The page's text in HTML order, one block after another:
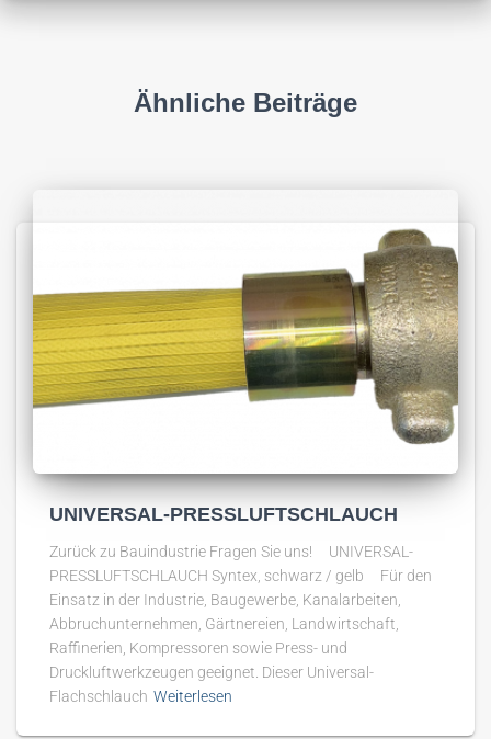
Ähnliche Beiträge
UNIVERSAL-PRESSLUFTSCHLAUCH
Zurück zu Bauindustrie Fragen Sie uns! UNIVERSAL-
PRESSLUFTSCHLAUCH Syntex, schwarz / gelb Für den
Einsatz in der Industrie, Baugewerbe, Kanalarbeiten,
Abbruchunternehmen, Gärtnereien, Landwirtschaft,
Raffinerien, Kompressoren sowie Press- und
Druckluftwerkzeugen geeignet. Dieser Universal-
Flachschlauch Weiterlesen